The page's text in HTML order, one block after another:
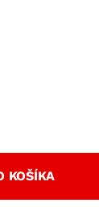
KOŠÍKA